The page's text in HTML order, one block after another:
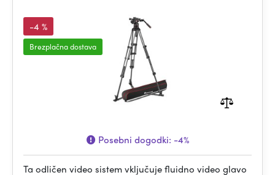
-4 %
Brezplačna dostava
Posebni dogodki: -4%
Ta odličen video sistem vključuje fluidno video glavo